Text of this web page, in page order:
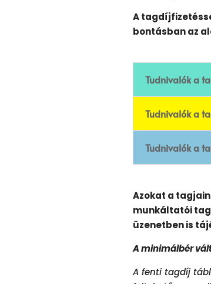
A
bontásban az
Tudnivalók a
Tudnivalók a
Tudnivalók a
Azokat a
munkáltatói
üzenetben is
A minimálbér
A fenti tagdíj